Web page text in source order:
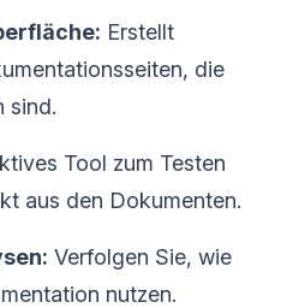
Erstellt
die
sind.
Tool zum Testen
aus den Dokumenten.
Verfolgen Sie, wie
nutzen.